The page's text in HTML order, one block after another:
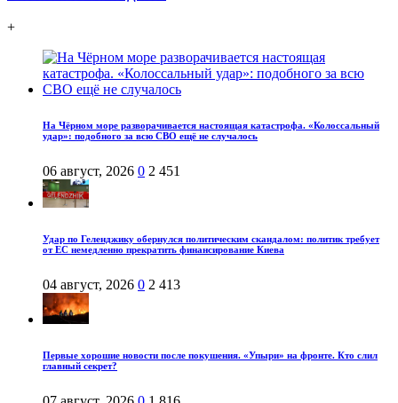
+
На Чёрном море разворачивается настоящая катастрофа. «Колоссальный
удар»: подобного за всю СВО ещё не случалось
06 август, 2026 0 2 451
Удар по Геленджику обернулся политическим скандалом: политик требует
от ЕС немедленно прекратить финансирование Киева
04 август, 2026 0 2 413
Первые хорошие новости после покушения. «Упыри» на фронте. Кто слил
главный секрет?